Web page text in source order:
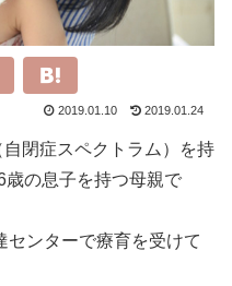
2019.01.10 2019.01.24
閉症スペクトラム）を持
の息子を持つ母親で
センターで療育を受けて